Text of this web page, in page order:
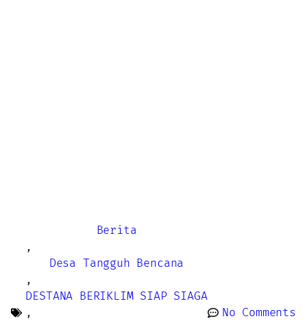
Berita
,
Desa Tangguh Bencana
,
DESTANA BERIKLIM SIAP SIAGA
,
No Comments